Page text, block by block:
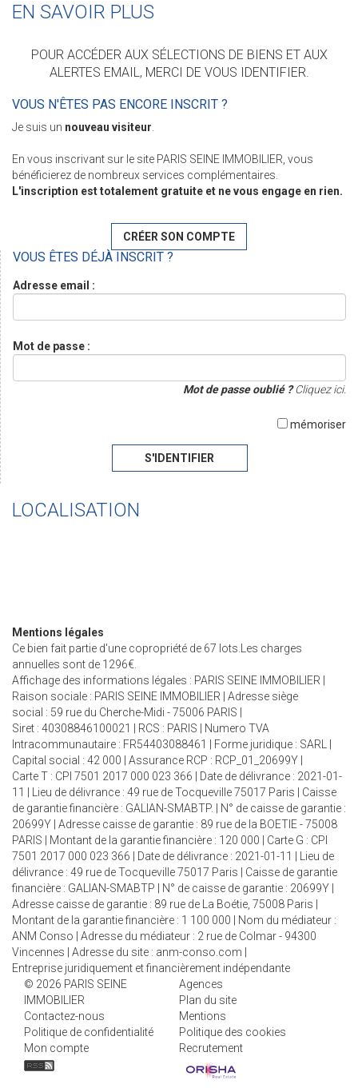
EN SAVOIR PLUS
POUR ACCÉDER AUX SÉLECTIONS DE BIENS ET AUX
ALERTES EMAIL, MERCI DE VOUS IDENTIFIER.
VOUS N'ÊTES PAS ENCORE INSCRIT ?
Je suis un nouveau visiteur.
En vous inscrivant sur le site PARIS SEINE IMMOBILIER, vous
bénéficierez de nombreux services complémentaires.
L'inscription est totalement gratuite et ne vous engage en rien.
CRÉER SON COMPTE
VOUS ÊTES DÉJÀ INSCRIT ?
Adresse email :
Mot de passe :
Mot de passe oublié ?Cliquez ici.
mémoriser
S'IDENTIFIER
LOCALISATION
Mentions légales
Ce bien fait partie d'une copropriété de 67 lots.Les charges
annuelles sont de 1296€.
Affichage des informations légales : PARIS SEINE IMMOBILIER |
Raison sociale : PARIS SEINE IMMOBILIER | Adresse siège
social : 59 rue du Cherche-Midi - 75006 PARIS |
Siret : 40308846100021 | RCS : PARIS | Numero TVA
Intracommunautaire : FR54403088461 | Forme juridique : SARL |
Capital social : 42 000 | Assurance RCP : RCP_01_20699Y |
Carte T : CPI 7501 2017 000 023 366 | Date de délivrance : 2021-01-
11 | Lieu de délivrance : 49 rue de Tocqueville 75017 Paris | Caisse
de garantie financière : GALIAN-SMABTP. | N° de caisse de garantie :
20699Y | Adresse caisse de garantie : 89 rue de la BOETIE - 75008
PARIS | Montant de la garantie financière : 120 000 | Carte G : CPI
7501 2017 000 023 366 | Date de délivrance : 2021-01-11 | Lieu de
délivrance : 49 rue de Tocqueville 75017 Paris | Caisse de garantie
financière : GALIAN-SMABTP | N° de caisse de garantie : 20699Y |
Adresse caisse de garantie : 89 rue de La Boétie, 75008 Paris |
Montant de la garantie financière : 1 100 000 | Nom du médiateur :
ANM Conso | Adresse du médiateur : 2 rue de Colmar - 94300
Vincennes | Adresse du site : anm-conso.com
Entreprise juridiquement et financièrement indépendante
© 2026 PARIS SEINE
IMMOBILIER
Agences
Plan du site
Contactez-nous
Mentions
Politique de confidentialité
Politique des cookies
Mon compte
Recrutement